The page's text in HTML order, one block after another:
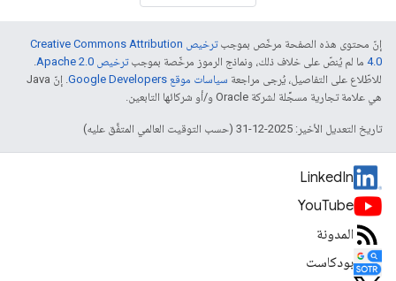
إنّ محتوى هذه الصفحة مرخّص بموجب
ترخيص Creative Commons Attribution
4.0‏ ما لم يُنصّ على خلاف ذلك، ونماذج الرموز مرخّصة بموجبترخيص Apache 2.0‏
.
للاطّلاع على التفاصيل، يُرجى مراجعة سياسات موقع Google Developers‏
. إنّ Java
هي علامة تجارية مسجَّلة لشركة Oracle و/أو شركائها التابعين.
تاريخ التعديل الأخير: 2025-12-31 (حسب التوقيت العالمي المتفَّق عليه)
LinkedIn
YouTube
المدونة
بودكاست